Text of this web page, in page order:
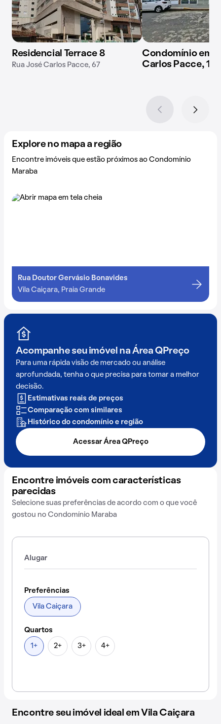
Residencial Terrace 8
Rua José Carlos Pacce, 67
Condomínio em
Carlos Pacce, 175
Explore no mapa a região
Encontre imóveis que estão próximos ao Condomínio
Maraba
Rua Doutor Gervásio Bonavides
Vila Caiçara, Praia Grande
Acompanhe seu imóvel na Área QPreço
Para uma rápida visão de mercado ou análise
aprofundada, tenha o que precisa para tomar a melhor
decisão.
Estimativas reais de preços
Comparação com similares
Histórico do condomínio e região
Acessar Área QPreço
Encontre imóveis com características
parecidas
Selecione suas preferências de acordo com o que você
gostou no Condomínio Maraba
Alugar
Preferências
Vila Caiçara
Quartos
1+ 2+ 3+ 4+
Encontre seu imóvel ideal em Vila Caiçara